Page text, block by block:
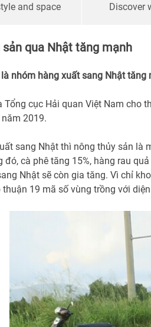
and space Discover
qua Nhật tăng mạnh
nhóm hàng xuất sang Nhật
Tổng cục Hải quan Việt Nam cho
2019.
sang Nhật thì nông thủy sản là
đó, cà phê tăng 15%, hàng rau
Nhật sẽ còn gia tăng. Vì chỉ
19 mã số vùng trồng với